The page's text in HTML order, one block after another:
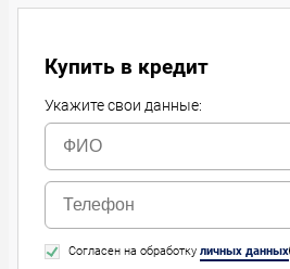
Купить в кредит
Укажите свои данные:
Согласен на обработку личных данных